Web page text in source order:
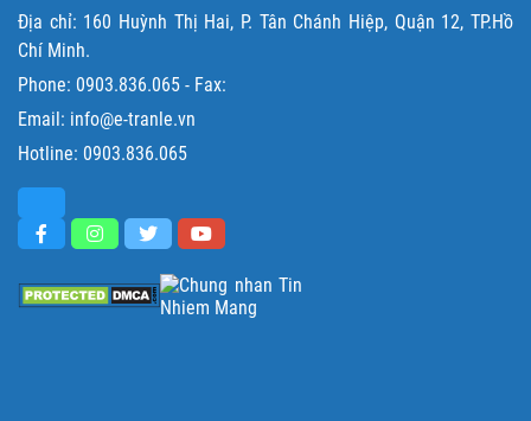
Địa chỉ: 160 Huỳnh Thị Hai, P. Tân Chánh Hiệp, Quận 12, TP.Hồ
Chí Minh.
Phone: 0903.836.065 - Fax:
Email: info@e-tranle.vn
Hotline: 0903.836.065